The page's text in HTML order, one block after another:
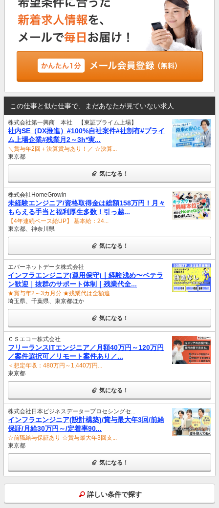
この仕事と似た仕事で、まだあなたが見ていない求人
株式会社第一興商 本社 【東証プライム上場】
社内SE（DX推進）#100%自社案件#社割有#プライ
ム上場企業#残業月2～3h*実...
＼賞与年2回＋決算賞与あり！／ ☆決算...
東京都
気になる！
株式会社HomeGrowin
未経験エンジニア/資格取得金は総額158万円！月々
もらえる手当と福利厚生多数！引っ越...
【4年連続ベース給UP】 基本給：24...
東京都、神奈川県
気になる！
エバーネットデータ株式会社
インフラエンジニア(運用保守)｜経験浅め〜ベテラ
ン歓迎｜抜群のサポート体制｜残業代全...
★賞与年2～3カ月分 ★残業代は全額追...
埼玉県、千葉県、東京都ほか
気になる！
ＣＳエコー株式会社
フリーランスITエンジニア／月額40万円～120万円
／案件選択可／リモート案件あり／...
＜想定年収：480万円～1,440万円...
東京都
気になる！
株式会社日本ビジネスデータープロセシングセ...
インフラエンジニア(設計構築)/賞与最大年3回/前給
保証/月給30万円～/定着率90...
☆前職給与保証あり ☆賞与最大年3回支...
東京都
気になる！
詳しい条件で探す